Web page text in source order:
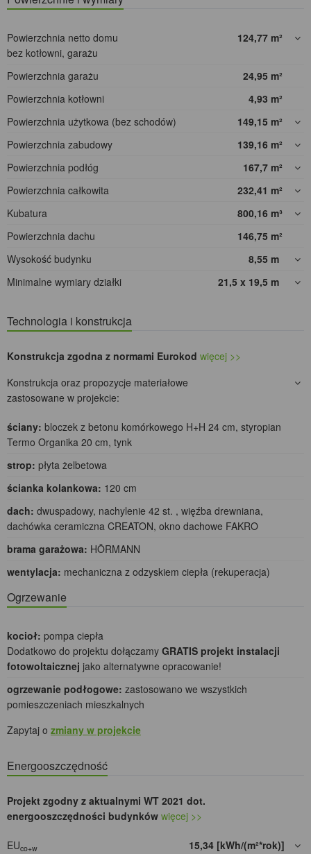
Powierzchnia netto domu
bez kotłowni, garażu
124,77 m²
Powierzchnia garażu 24,95 m²
Powierzchnia kotłowni
4,93 m²
Powierzchnia użytkowa (bez schodów)
149,15 m²
Powierzchnia zabudowy
139,16 m²
Powierzchnia podłóg
167,7 m²
Powierzchnia całkowita
232,41 m²
Kubatura
800,16 m³
Powierzchnia dachu
146,75 m²
Wysokość budynku
8,55 m
Minimalne wymiary działki
21,5 x 19,5 m
Technologia i konstrukcja
Konstrukcja zgodna z normami Eurokod więcej >>
Konstrukcja oraz propozycje materiałowe
zastosowane w projekcie:
ściany: bloczek z betonu komórkowego H+H 24 cm, styropian
Termo Organika 20 cm, tynk
strop: płyta żelbetowa
ścianka kolankowa: 120 cm
dach: dwuspadowy, nachylenie 42 st. , więźba drewniana,
dachówka ceramiczna CREATON, okno dachowe FAKRO
brama garażowa: HÖRMANN
wentylacja: mechaniczna z odzyskiem ciepła (rekuperacja)
Ogrzewanie
kocioł: pompa ciepła
Dodatkowo do projektu dołączamy GRATIS projekt instalacji
fotowoltaicznej jako alternatywne opracowanie!
ogrzewanie podłogowe: zastosowano we wszystkich
pomieszczeniach mieszkalnych
Zapytaj o zmiany w projekcie
Energooszczędność
Projekt zgodny z aktualnymi WT 2021 dot.
energooszczędności budynków więcej >>
EUco+w
15,34 [kWh/(m²*rok)]